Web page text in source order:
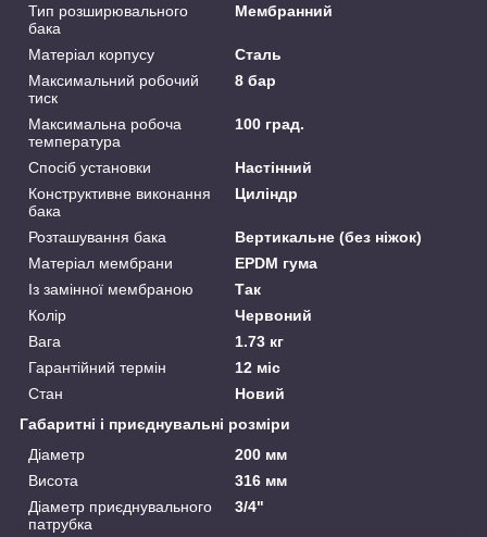
Тип розширювального
бака
Мембранний
Матеріал корпусу
Сталь
Максимальний робочий
тиск
8 бар
Максимальна робоча
температура
100 град.
Спосіб установки
Настінний
Конструктивне виконання
бака
Циліндр
Розташування бака
Вертикальне (без ніжок)
Матеріал мембрани
EPDM гума
Із замінної мембраною
Так
Колір
Червоний
Вага
1.73 кг
Гарантійний термін
12 міс
Стан
Новий
Габаритні і приєднувальні розміри
Діаметр
200 мм
Висота
316 мм
Діаметр приєднувального
патрубка
3/4"